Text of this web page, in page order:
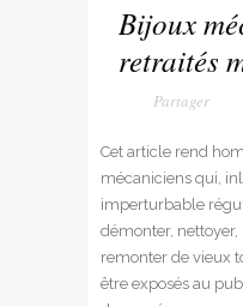
Bijoux
retraités
Cet article rend
mécaniciens qui,
imperturbable
démonter,
remonter de vieux
être exposés au